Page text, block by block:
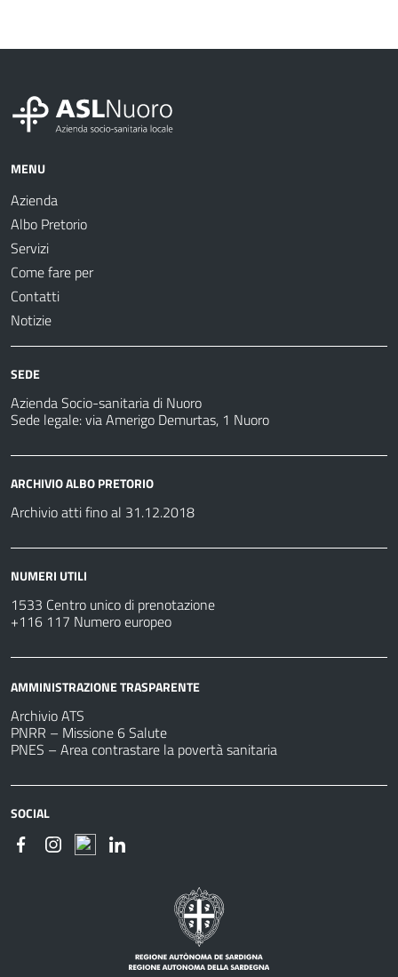
MENU
Azienda
Albo Pretorio
Servizi
Come fare per
Contatti
Notizie
SEDE
Azienda Socio-sanitaria di Nuoro
Sede legale: via Amerigo Demurtas, 1 Nuoro
ARCHIVIO ALBO PRETORIO
Archivio atti fino al 31.12.2018
NUMERI UTILI
1533 Centro unico di prenotazione
+116 117 Numero europeo
AMMINISTRAZIONE TRASPARENTE
Archivio ATS
PNRR – Missione 6 Salute
PNES – Area contrastare la povertà sanitaria
SOCIAL